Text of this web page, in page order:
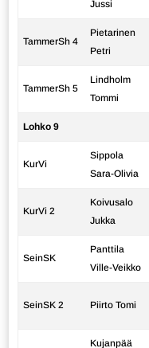
Jussi
TammerSh 4
Pietarinen
Petri
TammerSh 5
Lindholm
Tommi
Lohko 9
KurVi
Sippola
Sara-Olivia
KurVi 2
Koivusalo
Jukka
SeinSK
Panttila
Ville-Veikko
SeinSK 2 Piirto Tomi
Kujanpää